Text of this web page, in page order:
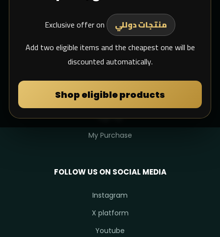
Exclusive offer on
منتجات دوللي
Add two eligible items and the cheapest one will be
discounted automatically.
Shop eligible products
Shipping
Support Email
Login
Sign Up
My Purchase
FOLLOW US ON SOCIAL MEDIA
Instagram
X platform
Youtube